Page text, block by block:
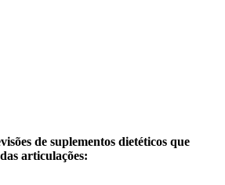
de suplementos dietéticos que
articulações: